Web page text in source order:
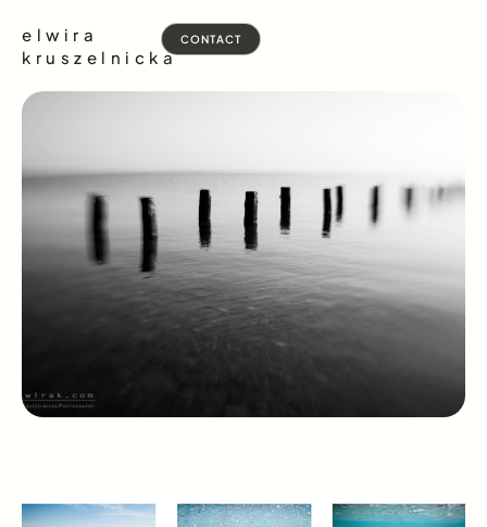
elwira
kruszelnicka
CONTACT